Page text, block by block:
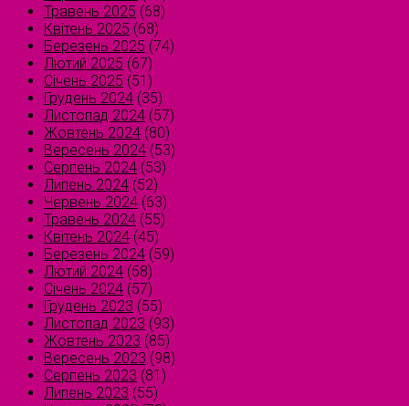
Травень 2025 (68)
Квітень 2025 (68)
Березень 2025 (74)
Лютий 2025 (67)
Січень 2025 (51)
Грудень 2024 (35)
Листопад 2024 (57)
Жовтень 2024 (80)
Вересень 2024 (53)
Серпень 2024 (53)
Липень 2024 (52)
Червень 2024 (63)
Травень 2024 (55)
Квітень 2024 (45)
Березень 2024 (59)
Лютий 2024 (58)
Січень 2024 (57)
Грудень 2023 (55)
Листопад 2023 (93)
Жовтень 2023 (85)
Вересень 2023 (98)
Серпень 2023 (81)
Липень 2023 (55)